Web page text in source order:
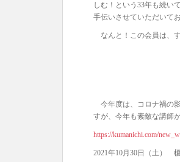
しむ！という33年も続い
手伝いさせていただいてお
なんと！この会員は、
今年度は、コロナ禍の
すが、今年も素敵な講師
https://kumanichi.com/
2021年10月30日（土）